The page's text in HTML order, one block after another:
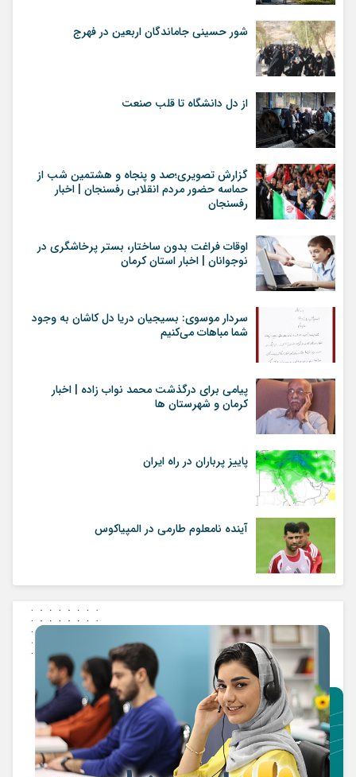
شور حسینی جاماندگان اربعین در فهرج
از دل دانشگاه تا قلب صنعت
گزارش تصویری؛صد و پنجاه و هشتمین شب از
حماسه حضور مردم انقلابی رفسنجان | اخبار
رفسنجان
اوقات فراغت بدون ساختار، بستر پرخاشگری در
نوجوانان | اخبار استان کرمان
سردار موسوی: بسیجیان دریا دل کاشان به وجود
شما مباهات می‌کنیم
پیامی برای درگذشت محمد نواب زاده | اخبار
کرمان و شهرستان ها
پاییز پرباران در راه ایران
آینده نامعلوم طارمی در المپیاکوس